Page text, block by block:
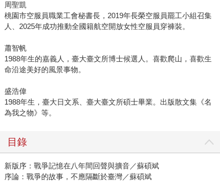
周聖凱
桃園市空服員職業工會秘書長，2019年長榮空服員罷工小組召集
人、2025年成功推動全國籍航空開放女性空服員穿褲裝。
蕭智帆
1988年生的嘉義人，臺大臺文所博士候選人。喜歡爬山，喜歡生
命沿途美好的風景事物。
盛浩偉
1988年生，臺大日文系、臺大臺文所碩士畢業。出版散文集《名
為我之物》等。
目錄
新版序：戰爭記憶在八年間回聲與擴音／蘇碩斌
序論：戰爭的故事，不應隔斷於臺灣／蘇碩斌